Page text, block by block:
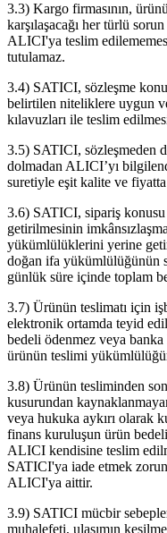
3.3) Kargo firmasının,
karşılaşacağı her türlü
ALICI'ya teslim
tutulamaz.
3.4) SATICI, sözleşme
belirtilen niteliklere uygun
kılavuzları ile teslim
3.5) SATICI, sözleşmeden
dolmadan ALICI’yı
suretiyle eşit kalite ve
3.6) SATICI, sipariş
getirilmesinin
yükümlülüklerini yerine
doğan ifa yükümlülüğünün
günlük süre içinde toplam
3.7) Ürünün teslimatı için
elektronik ortamda teyid
bedeli ödenmez veya
ürünün teslimi
3.8) Ürünün tesliminden
kusurundan
veya hukuka aykırı olarak
finans kuruluşun ürün
ALICI kendisine teslim
SATICI'ya iade etmek
ALICI'ya aittir.
3.9) SATICI mücbir
muhalefeti, ulaşımın